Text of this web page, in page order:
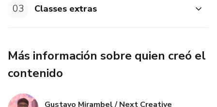
03 Classes extras
Más información sobre quien creó el
contenido
Gustavo Mirambel / Next Creative